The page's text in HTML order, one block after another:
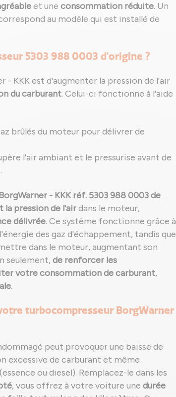
et une consommation réduite. Un
au modèle qui est installé de
5303 988 0003 d'origine ?
- KKK est d'augmenter la pression de l'air
du carburant. Celui-ci fonctionne à l'aide
brûlés du moteur pour délivrer de
l'air ambiant et le pressurise avant de
- KKK réf. 5303 988 0003 de
la pression de l'airdans le moteur,
délivrée. Ce système fonctionne grâce à
des gaz d'échappement, tandis que
dans le moteur, augmentant son
seulement, de renforcer les
votre consommation de carburant,
.
turbocompresseur BorgWarner
peut provoquer une baisse de
excessive de carburant et même
ou diesel). Remplacez-le dans les
, vous offrez à votre voiture une durée